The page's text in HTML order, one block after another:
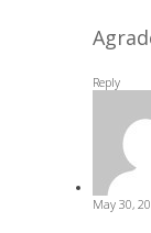
Reply
May 30,